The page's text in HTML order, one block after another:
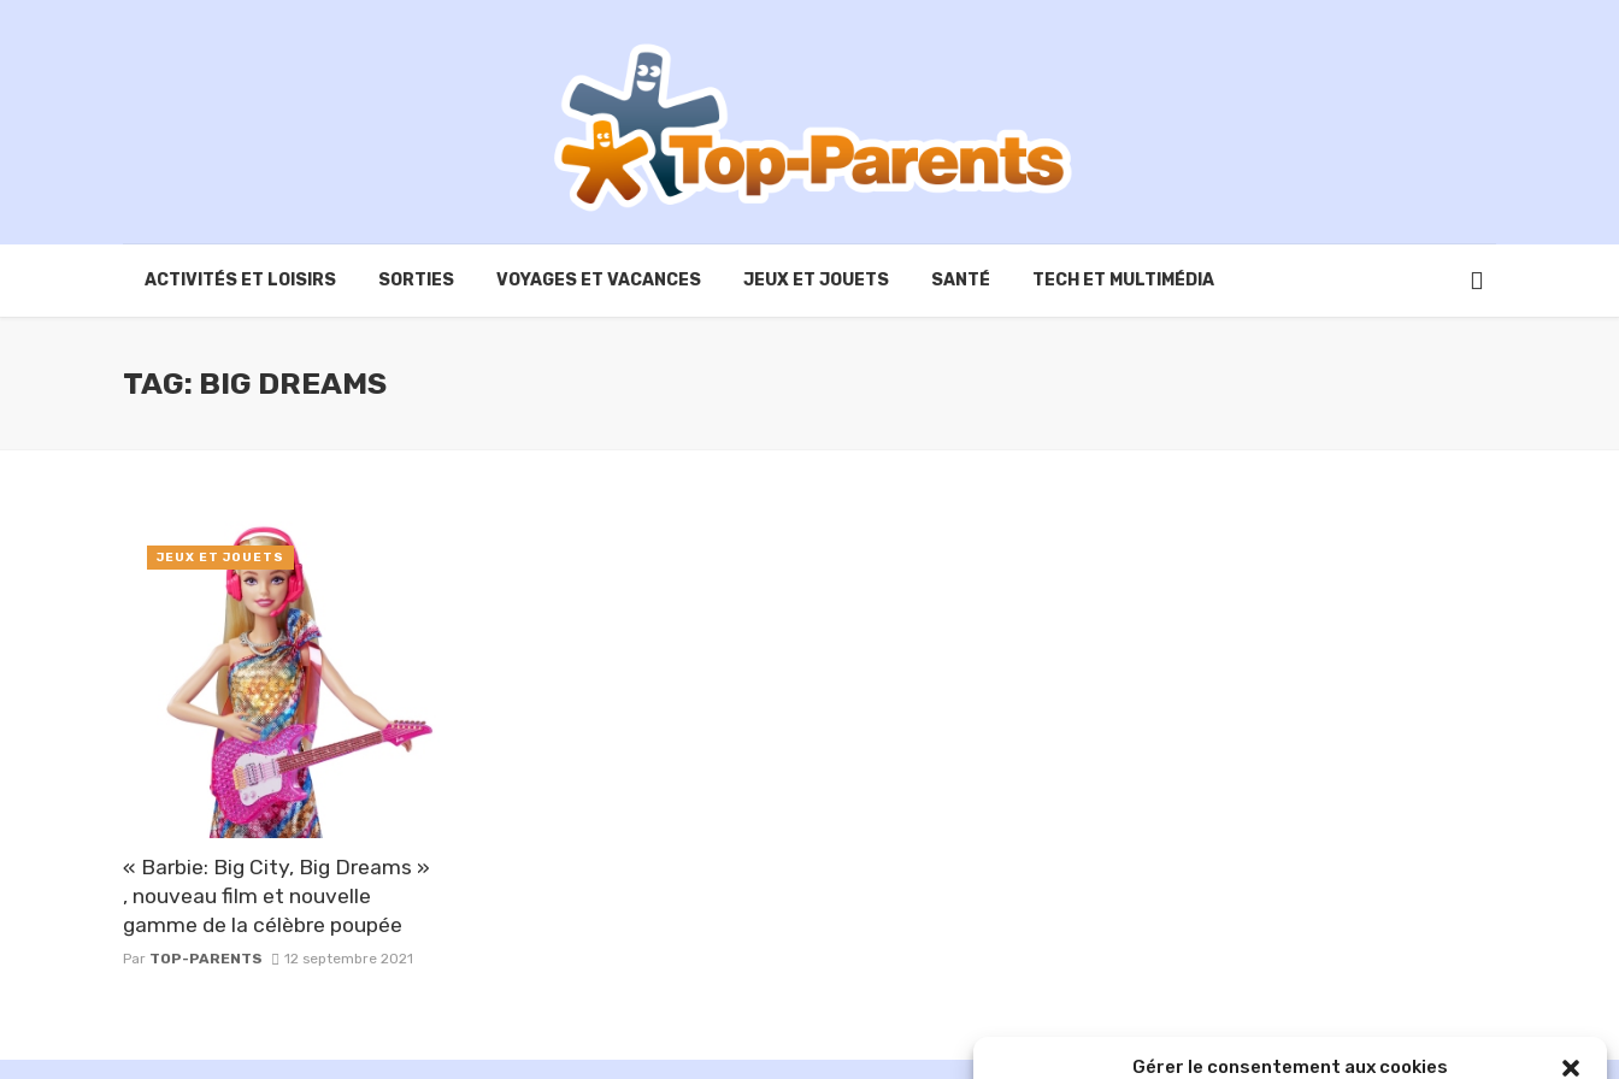
Gérer le consentement aux cookies
ACTIVITÉS ET LOISIRS SORTIES VOYAGES ET VACANCES JEUX ET JOUETS SANTÉ TECH ET MULTIMÉDIA
TAG: BIG DREAMS
« Barbie: Big City, Big Dreams »
, nouveau film et nouvelle
gamme de la célèbre poupée
Par TOP-PARENTS 12 septembre 2021
JEUX ET JOUETS